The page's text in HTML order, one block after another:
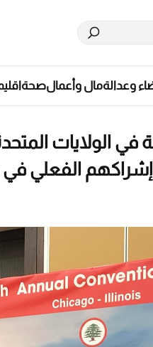
وعدالةمال وأعمالصحة
في الولايات
الفعلي في